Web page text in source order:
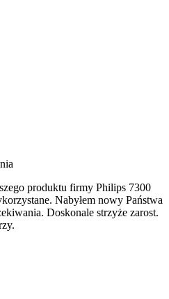
produktu firmy Philips 7300
Nabyłem nowy Państwa
Doskonale strzyże zarost.